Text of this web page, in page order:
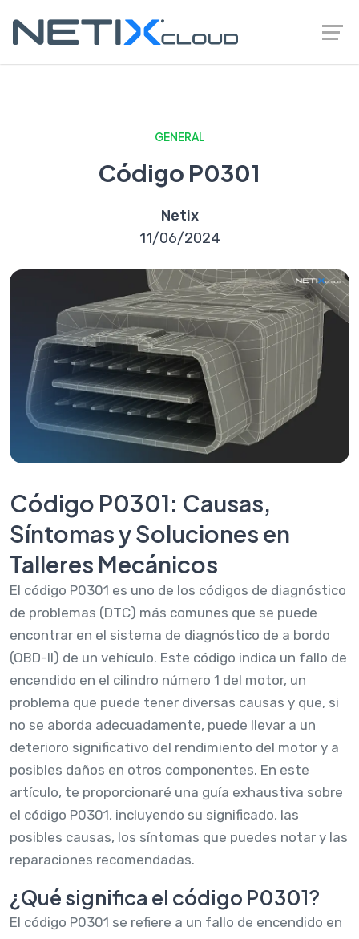
GENERAL
Código P0301
Netix
11/06/2024
Código P0301: Causas,
Síntomas y Soluciones en
Talleres Mecánicos
El código P0301 es uno de los códigos de diagnóstico
de problemas (DTC) más comunes que se puede
encontrar en el sistema de diagnóstico de a bordo
(OBD-II) de un vehículo. Este código indica un fallo de
encendido en el cilindro número 1 del motor, un
problema que puede tener diversas causas y que, si
no se aborda adecuadamente, puede llevar a un
deterioro significativo del rendimiento del motor y a
posibles daños en otros componentes. En este
artículo, te proporcionaré una guía exhaustiva sobre
el código P0301, incluyendo su significado, las
posibles causas, los síntomas que puedes notar y las
reparaciones recomendadas.
¿Qué significa el código P0301?
El código P0301 se refiere a un fallo de encendido en